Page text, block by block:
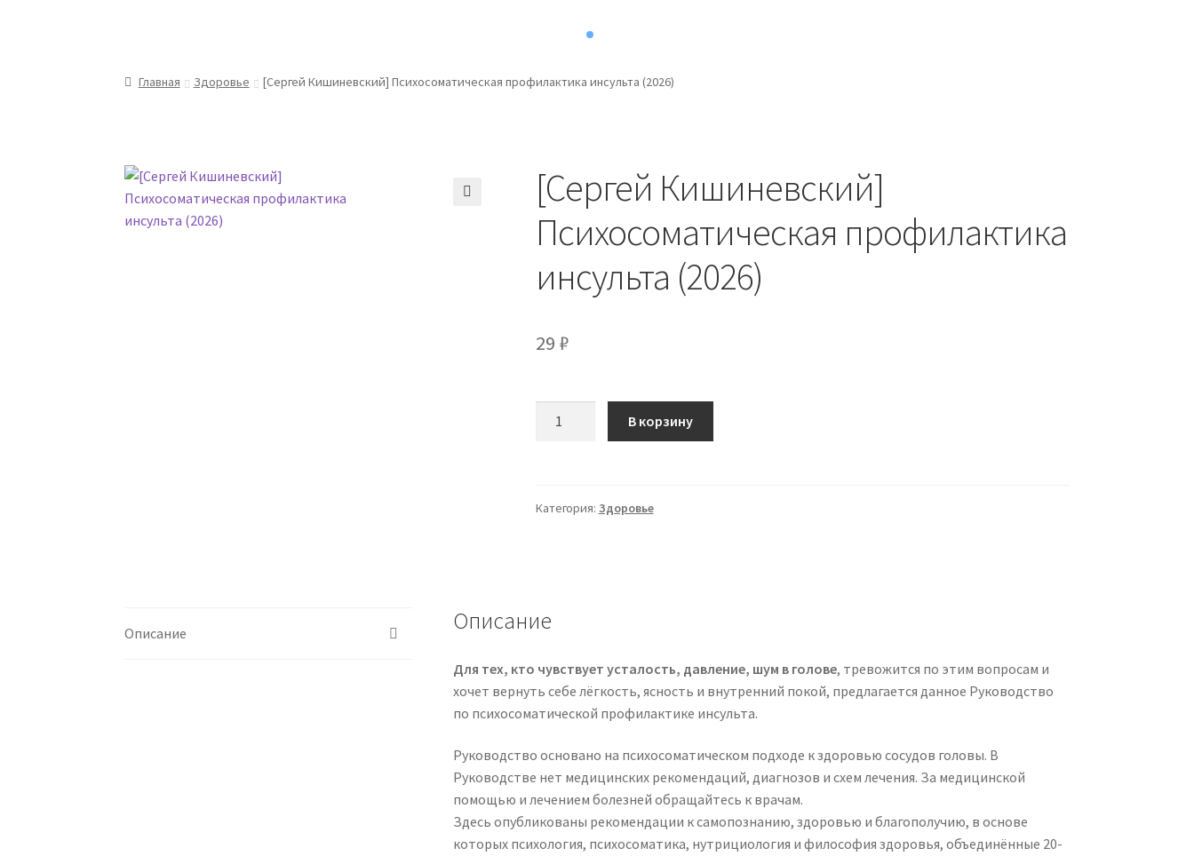
Главная Здоровье [Сергей Кишиневский] Психосоматическая профилактика инсульта (2026)
[Сергей Кишиневский]
Психосоматическая профилактика
инсульта (2026)
29 ₽
В корзину
Категория: Здоровье
Описание Описание
Для тех, кто чувствует усталость, давление, шум в голове, тревожится по этим вопросам и
хочет вернуть себе лёгкость, ясность и внутренний покой, предлагается данное Руководство
по психосоматической профилактике инсульта.
Руководство основано на психосоматическом подходе к здоровью сосудов головы. В
Руководстве нет медицинских рекомендаций, диагнозов и схем лечения. За медицинской
помощью и лечением болезней обращайтесь к врачам.
Здесь опубликованы рекомендации к самопознанию, здоровью и благополучию, в основе
которых психология, психосоматика, нутрициология и философия здоровья, объединённые 20-